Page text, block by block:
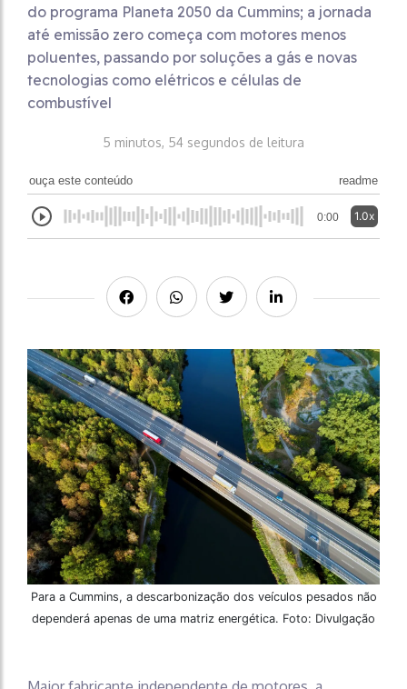
do programa Planeta 2050 da Cummins; a jornada
até emissão zero começa com motores menos
poluentes, passando por soluções a gás e novas
tecnologias como elétricos e células de
combustível
5 minutos, 54 segundos de leitura
ouça este conteúdo readme
0:00 1.0x
Para a Cummins, a descarbonização dos veículos pesados não
dependerá apenas de uma matriz energética. Foto: Divulgação